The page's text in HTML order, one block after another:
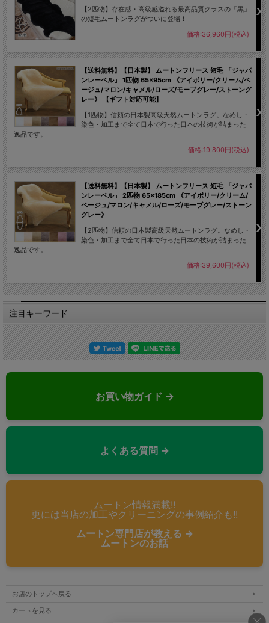
【2匹物】存在感・高級感溢れる最高品質クラスの「黒」
の短毛ムートンラグがついに登場！
価格:36,960円(税込)
【送料無料】【日本製】 ムートンフリース 短毛 「ジャパ
ンレーベル」 1匹物 65×95cm 《アイボリー/クリーム/ベ
ージュ/マロン/キャメル/ローズ/モーブグレー/ストーング
レー》 【ギフト対応可能】
【1匹物】信頼の日本製高級天然ムートンラグ。なめし・
染色・加工まで全て日本で行った日本の技術が詰まった
逸品です。
価格:19,800円(税込)
【送料無料】【日本製】 ムートンフリース 短毛 「ジャパ
ンレーベル」 2匹物 65×185cm 《アイボリー/クリーム/
ベージュ/マロン/キャメル/ローズ/モーブグレー/ストーン
グレー》
【2匹物】信頼の日本製高級天然ムートンラグ。なめし・
染色・加工まで全て日本で行った日本の技術が詰まった
逸品です。
価格:39,600円(税込)
注目キーワード
お買い物ガイド →
よくある質問 →
ムートン情報満載!!
更には当店の加工やクリーニングの事例紹介も!!
ムートン専門店が教える →
ムートンのお話
お店のトップへ戻る
カートを見る